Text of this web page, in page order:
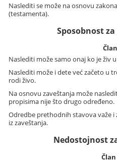
Naslediti se može na osnovu
(testamenta).
Sposobnost
Naslediti može samo onaj ko je živ
Naslediti može i dete već začeto u
rodi živo.
Na osnovu zaveštanja može
propisima nije što drugo određeno.
Odredbe prethodnih stavova važe
iz zaveštanja.
Nedostojnost